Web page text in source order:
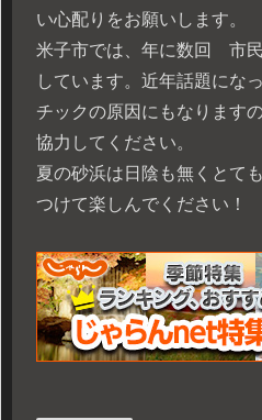
い心配りをお願いします。
米子市では、年に数回 市
しています。近年話題にな
チックの原因にもなります
協力してください。
夏の砂浜は日陰も無くとて
つけて楽しんでください！